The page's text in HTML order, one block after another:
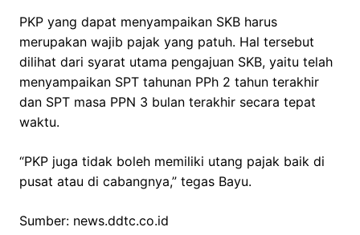
PKP yang dapat menyampaikan SKB harus
merupakan wajib pajak yang patuh. Hal tersebut
dilihat dari syarat utama pengajuan SKB, yaitu telah
menyampaikan SPT tahunan PPh 2 tahun terakhir
dan SPT masa PPN 3 bulan terakhir secara tepat
waktu.
“PKP juga tidak boleh memiliki utang pajak baik di
pusat atau di cabangnya,” tegas Bayu.
Sumber: news.ddtc.co.id